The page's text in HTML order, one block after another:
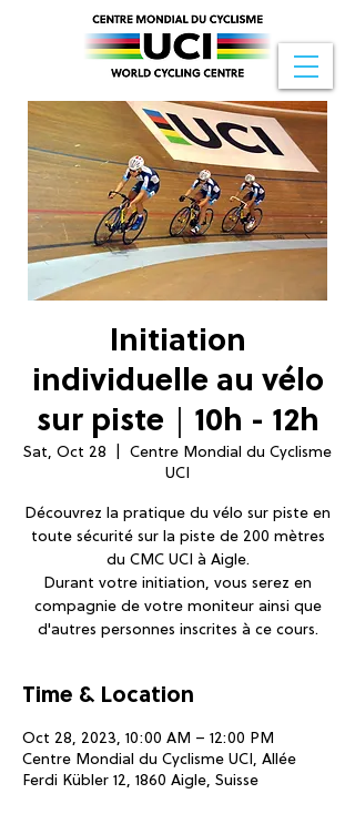
Initiation
individuelle au vélo
sur piste｜10h - 12h
Sat, Oct 28
Centre Mondial du Cyclisme
UCI
Découvrez la pratique du vélo sur piste en
toute sécurité sur la piste de 200 mètres
du CMC UCI à Aigle.
Durant votre initiation, vous serez en
compagnie de votre moniteur ainsi que
d'autres personnes inscrites à ce cours.
Time & Location
Oct 28, 2023, 10:00 AM – 12:00 PM
Centre Mondial du Cyclisme UCI, Allée
Ferdi Kübler 12, 1860 Aigle, Suisse